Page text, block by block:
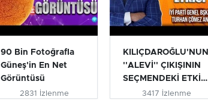
90 Bin Fotoğrafla
Güneş'in En Net
Görüntüsü
2831 İzlenme
KILIÇDAROĞLU'NUN
''ALEVİ'' ÇIKIŞININ
SEÇMENDEKİ ETKİSİ
3417 İzlenme